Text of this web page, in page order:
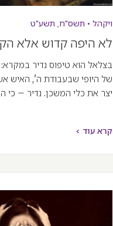
ויקהל • תשס"ח, תשע"ט
לא היפה קדוש אלא
בצלאל הוא טיפוס נדיר
של היופי שבעבודת ה', האיש
יצר את כלי המשכן. נדיר – כי
קרא עוד >